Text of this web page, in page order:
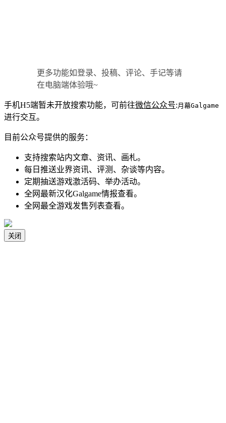
更多功能如登录、投稿、评论、手记等请
在电脑端体验哦~
手机H5端暂未开放搜索功能，可前往微信公众号: 月幕Galgame
进行交互。
目前公众号提供的服务：
支持搜索站内文章、资讯、画札。
每日推送业界资讯、评测、杂谈等内容。
定期抽送游戏激活码、举办活动。
全网最新汉化Galgame情报查看。
全网最全游戏发售列表查看。
关闭